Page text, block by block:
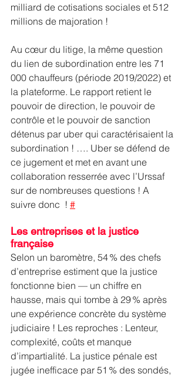
milliard de cotisations sociales et 512
millions de majoration !
Au cœur du litige, la même question
du lien de subordination entre les 71
000 chauffeurs (période 2019/2022) et
la plateforme. Le rapport retient le
pouvoir de direction, le pouvoir de
contrôle et le pouvoir de sanction
détenus par uber qui caractérisaient la
subordination ! …. Uber se défend de
ce jugement et met en avant une
collaboration resserrée avec l’Urssaf
sur de nombreuses questions ! A
suivre donc  ! #
Les entreprises et la justice
française
Selon un baromètre, 54 % des chefs
d’entreprise estiment que la justice
fonctionne bien — un chiffre en
hausse, mais qui tombe à 29 % après
une expérience concrète du système
judiciaire ! Les reproches : Lenteur,
complexité, coûts et manque
d’impartialité. La justice pénale est
jugée inefficace par 51 % des sondés,